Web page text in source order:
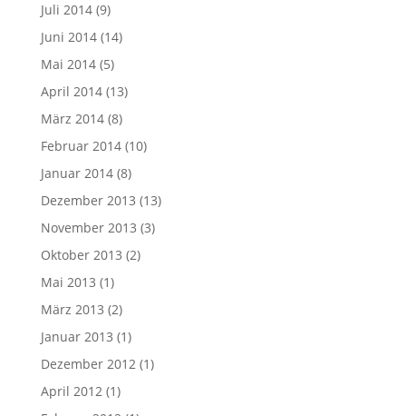
Juli 2014(9)
Juni 2014(14)
Mai 2014(5)
April 2014(13)
März 2014(8)
Februar 2014(10)
Januar 2014(8)
Dezember 2013 (13)
November 2013 (3)
Oktober 2013 (2)
Mai 2013 (1)
März 2013 (2)
Januar 2013 (1)
Dezember 2012(1)
April 2012(1)